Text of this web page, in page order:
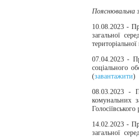
Пояснювальна
10.08.2023 -
загальної
07.04.2023 -
соціального
(завантажити)
08.03.2023 -
комунальних
14.02.2023 -
загальної